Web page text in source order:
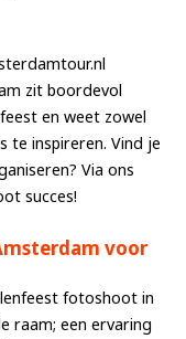
zit boordevol
en weet zowel
te inspireren. Vind je
Via ons
succes!
voor
fotoshoot in
raam; een ervaring